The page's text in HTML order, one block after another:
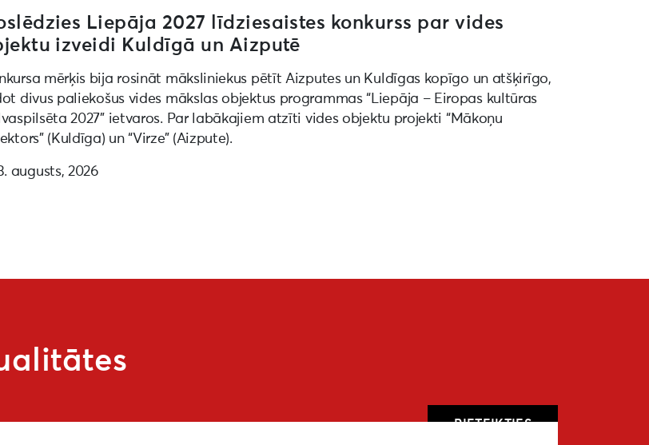
Liepāja 2027 līdziesaistes konkurss par vides
izveidi Kuldīgā un Aizputē
mērķis bija rosināt māksliniekus pētīt Aizputes un Kuldīgas kopīgo un atšķirīgo,
divus paliekošus vides mākslas objektus programmas “Liepāja – Eiropas kultūras
2027” ietvaros. Par labākajiem atzīti vides objektu projekti “Mākoņu
(Kuldīga) un “Virze” (Aizpute).
augusts, 2026
PIETEIKTIES